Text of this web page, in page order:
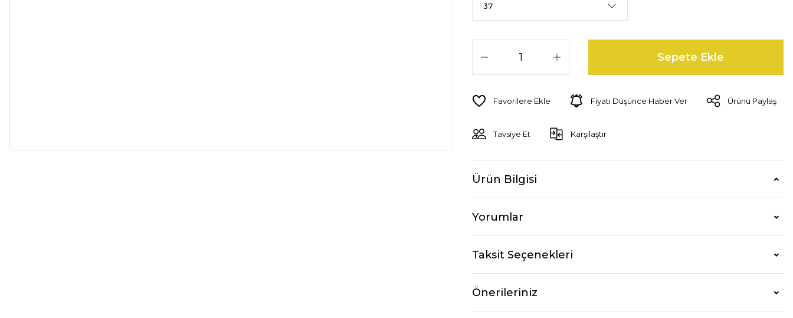
Sepete Ekle
Fiyatı Düşünce Haber Ver Ürünü Paylaş
Tavsiye Et Karşılaştır
Ürün Bilgisi
Yorumlar
Taksit Seçenekleri
Önerileriniz